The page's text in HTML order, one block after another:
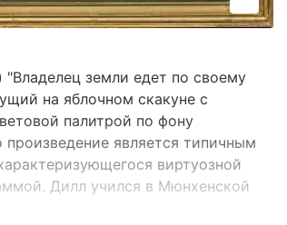
земли едет по своему
на яблочном скакуне с
палитрой по фону
является типичным
виртуозной
Дилл учился в Мюнхенской